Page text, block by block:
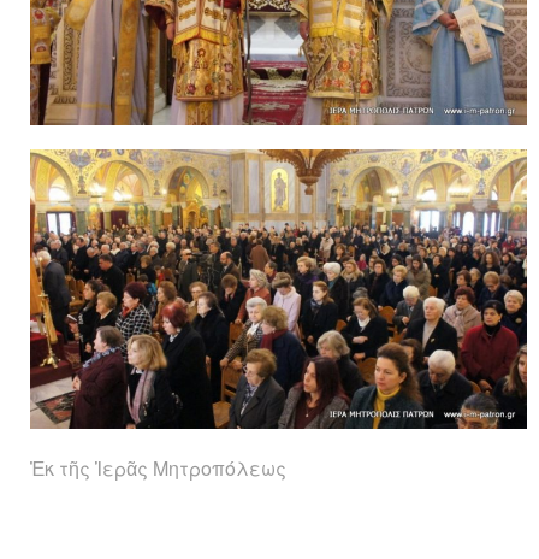
Ἐκ τῆς Ἱερᾶς Μητροπόλεως